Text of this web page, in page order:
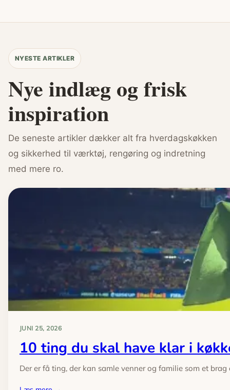
NYESTE ARTIKLER
Nye indlæg og frisk
inspiration
De seneste artikler dækker alt fra hverdagskøkken
og sikkerhed til værktøj, rengøring og indretning
med mere ro.
JUNI 25, 2026
10 ting du skal have klar i
Der er få ting, der kan samle venner og familie som et